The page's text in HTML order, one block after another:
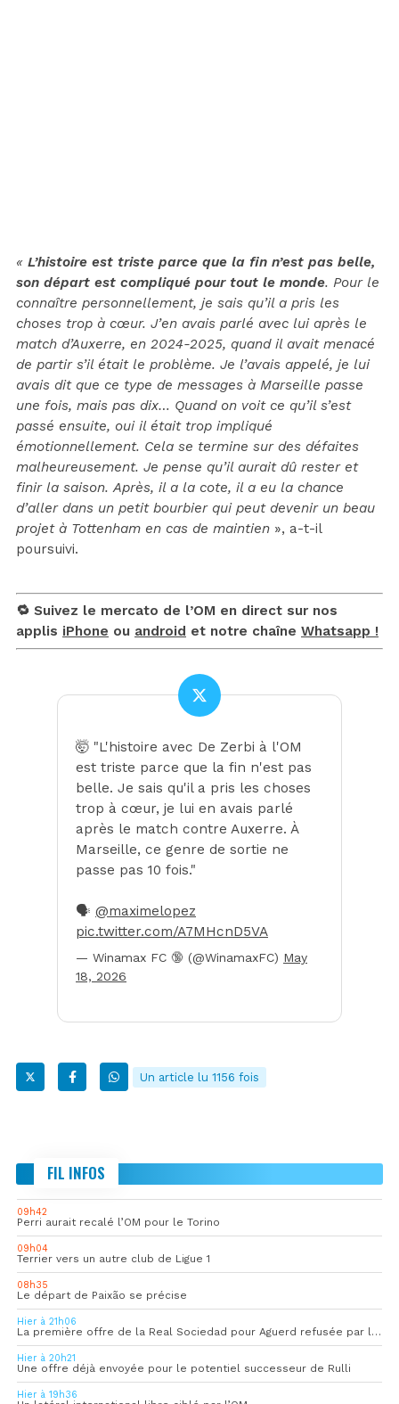
« L’histoire est triste parce que la fin n’est pas belle,
son départ est compliqué pour tout le monde. Pour le
connaître personnellement, je sais qu’il a pris les
choses trop à cœur. J’en avais parlé avec lui après le
match d’Auxerre, en 2024-2025, quand il avait menacé
de partir s’il était le problème. Je l’avais appelé, je lui
avais dit que ce type de messages à Marseille passe
une fois, mais pas dix… Quand on voit ce qu’il s’est
passé ensuite, oui il était trop impliqué
émotionnellement. Cela se termine sur des défaites
malheureusement. Je pense qu’il aurait dû rester et
finir la saison. Après, il a la cote, il a eu la chance
d’aller dans un petit bourbier qui peut devenir un beau
projet à Tottenham en cas de maintien », a-t-il
poursuivi.
🔁 Suivez le mercato de l’OM en direct sur nos
applis iPhone ou android et notre chaîne Whatsapp !
🤯 "L'histoire avec De Zerbi à l'OM
est triste parce que la fin n'est pas
belle. Je sais qu'il a pris les choses
trop à cœur, je lui en avais parlé
après le match contre Auxerre. À
Marseille, ce genre de sortie ne
passe pas 10 fois."
🗣️ @maximelopez
pic.twitter.com/A7MHcnD5VA
— Winamax FC 🔞 (@WinamaxFC) May
18, 2026
Un article lu 1156 fois
FIL INFOS
09h42
Perri aurait recalé l’OM pour le Torino
09h04
Terrier vers un autre club de Ligue 1
08h35
Le départ de Paixão se précise
Hier à 21h06
La première offre de la Real Sociedad pour Aguerd refusée par l’OM
Hier à 20h21
Une offre déjà envoyée pour le potentiel successeur de Rulli
Hier à 19h36